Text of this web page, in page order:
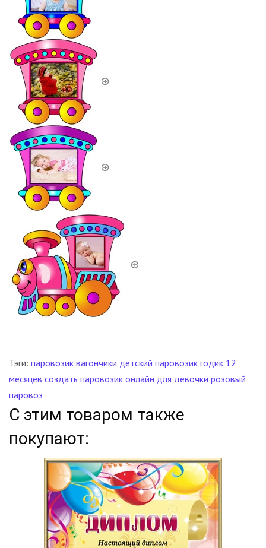
Тэги: паровозик вагончики детский паровозик годик 12
месяцев создать паровозик онлайн для девочки розовый
паровоз
С этим товаром также
покупают: